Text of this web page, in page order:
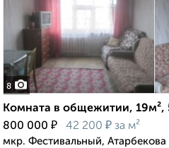
8
Комната в общежитии, 19м²,
800 000 ₽ 42 200 ₽ за м²
мкр. Фестивальный, Атарбекова